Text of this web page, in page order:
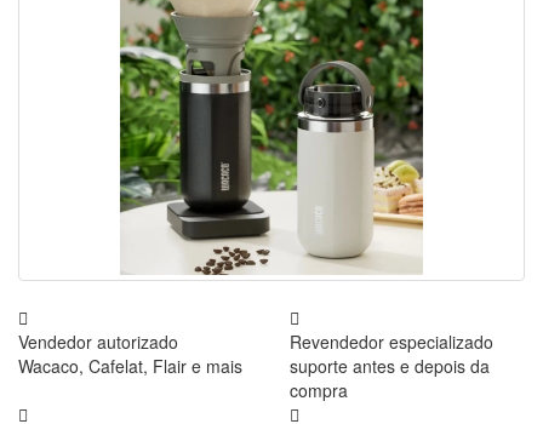
Vendedor autorizado
Wacaco, Cafelat, Flair e mais
Revendedor especializado
suporte antes e depois da
compra